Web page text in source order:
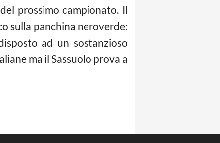
prossimo campionato. Il
sulla panchina neroverde:
ad un sostanzioso
ma il Sassuolo prova a